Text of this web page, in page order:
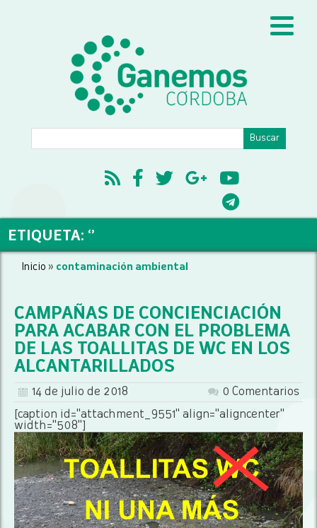
ETIQUETA: ‘’
Inicio » contaminación ambiental
CAMPAÑAS DE CONCIENCIACIÓN
PARA ACABAR CON EL PROBLEMA
DE LAS TOALLITAS DE WC EN LOS
ALCANTARILLADOS
14 de julio de 2018
0 Comentarios
[caption id="attachment_9551" align="aligncenter"
width="508"]